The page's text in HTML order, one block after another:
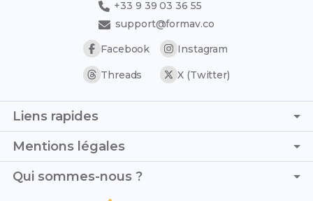
+33 9 39 03 36 55
support@formav.co
Facebook
Instagram
Threads X (Twitter)
Liens rapides
Page d'accueil
Simulateur de notes
Trouver son stage
Mentions légales
C.G.V. - C.G.U.
Qui sommes-nous ?